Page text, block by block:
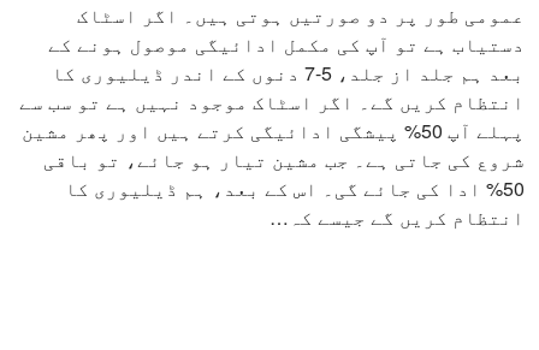
عمومی طور پر دو صورتیں ہوتی ہیں۔ اگر اسٹاک
دستیاب ہے تو آپ کی مکمل ادائیگی موصول ہونے کے
بعد ہم جلد از جلد، 5-7 دنوں کے اندر ڈیلیوری کا
انتظام کریں گے۔ اگر اسٹاک موجود نہیں ہے تو سب سے
پہلے آپ 50% پیشگی ادائیگی کرتے ہیں اور پھر مشین
شروع کی جاتی ہے۔ جب مشین تیار ہو جائے، تو باقی
50% ادا کی جائے گی۔ اس کے بعد، ہم ڈیلیوری کا
انتظام کریں گے جیسے کہ…